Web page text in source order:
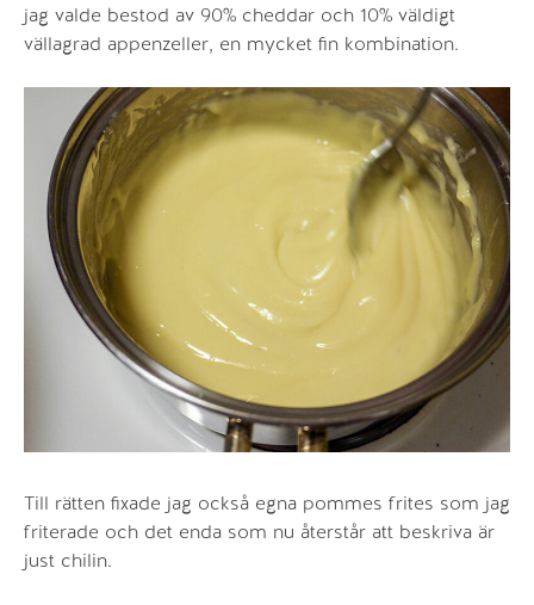
jag valde bestod av 90% cheddar och 10% väldigt
vällagrad appenzeller, en mycket fin kombination.
Till rätten fixade jag också egna pommes frites som jag
friterade och det enda som nu återstår att beskriva är
just chilin.